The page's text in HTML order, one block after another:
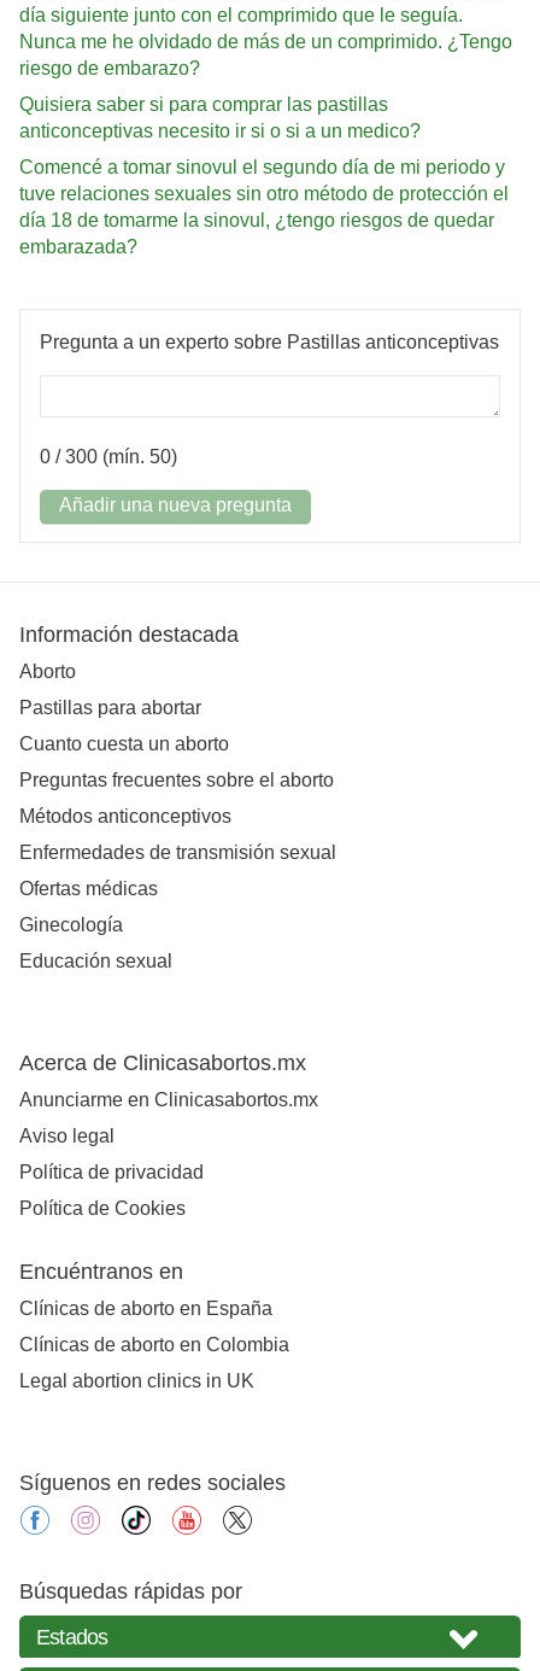
día siguiente junto con el comprimido que le seguía.
Nunca me he olvidado de más de un comprimido. ¿Tengo
riesgo de embarazo?
Quisiera saber si para comprar las pastillas
anticonceptivas necesito ir si o si a un medico?
Comencé a tomar sinovul el segundo día de mi periodo y
tuve relaciones sexuales sin otro método de protección el
día 18 de tomarme la sinovul, ¿tengo riesgos de quedar
embarazada?
Pregunta a un experto sobre Pastillas anticonceptivas
0 / 300 (mín. 50)
Añadir una nueva pregunta
Información destacada
Aborto
Pastillas para abortar
Cuanto cuesta un aborto
Preguntas frecuentes sobre el aborto
Métodos anticonceptivos
Enfermedades de transmisión sexual
Ofertas médicas
Ginecología
Educación sexual
Acerca de Clinicasabortos.mx
Anunciarme en Clinicasabortos.mx
Aviso legal
Política de privacidad
Política de Cookies
Encuéntranos en
Clínicas de aborto en España
Clínicas de aborto en Colombia
Legal abortion clinics in UK
Síguenos en redes sociales
facebookinstagram
tiktok youtube
Búsquedas rápidas por